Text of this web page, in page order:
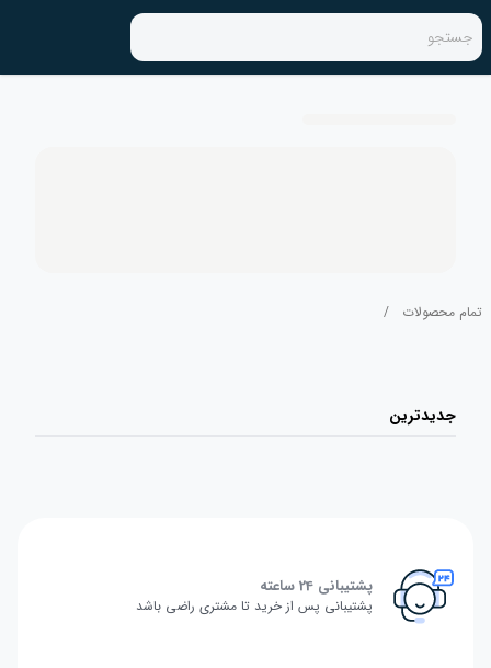
جستجو
تمام محصولات /
جدیدترین
پشتیبانی 24 ساعته
پشتیبانی پس از خرید تا مشتری راضی باشد